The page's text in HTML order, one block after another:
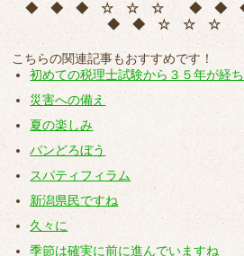
◆ ◆ ◆ ☆ ☆ ☆ ◆ ◆
◆ ◆ ☆ ☆ ☆
こちらの関連記事もおすすめです！
初めての税理士試験から３５年が経
災害への備え
夏の楽しみ
パンどろぼう
スパティフィラム
新潟県民ですね
久々に
季節は確実に前に進んでいますね